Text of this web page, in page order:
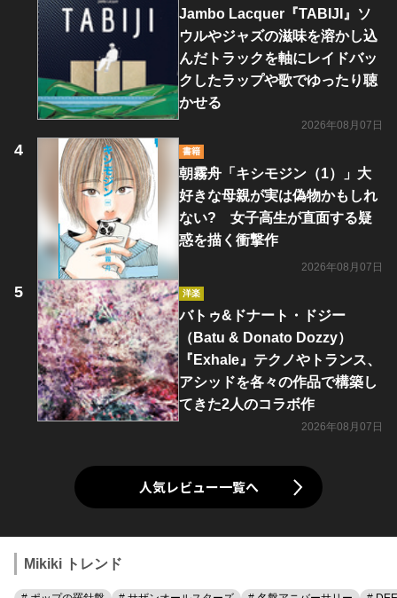
Jambo Lacquer『TABIJI』ソ
ウルやジャズの滋味を溶かし込
んだトラックを軸にレイドバッ
クしたラップや歌でゆったり聴
かせる
2026年08月07日
書籍
朝霧舟「キシモジン（1）」大
好きな母親が実は偽物かもしれ
ない? 女子高生が直面する疑
惑を描く衝撃作
2026年08月07日
洋楽
バトゥ&ドナート・ドジー
（Batu & Donato Dozzy）
『Exhale』テクノやトランス、
アシッドを各々の作品で構築し
てきた2人のコラボ作
2026年08月07日
人気レビュー一覧へ
Mikiki トレンド